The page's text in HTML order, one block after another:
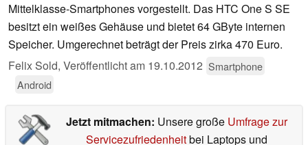
Mittelklasse-Smartphones vorgestellt. Das HTC One S SE
besitzt ein weißes Gehäuse und bietet 64 GByte internen
Speicher. Umgerechnet beträgt der Preis zirka 470 Euro.
Felix Sold, Veröffentlicht am 19.10.2012 Smartphone
Android
Jetzt mitmachen: Unsere große Umfrage zur
Servicezufriedenheitbei Laptops und